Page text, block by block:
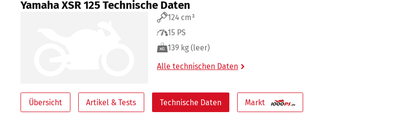
Yamaha XSR 125 Technische Daten
124 cm³
15 PS
139 kg (leer)
Alle technischen Daten
Übersicht Artikel & Tests Technische Daten Markt